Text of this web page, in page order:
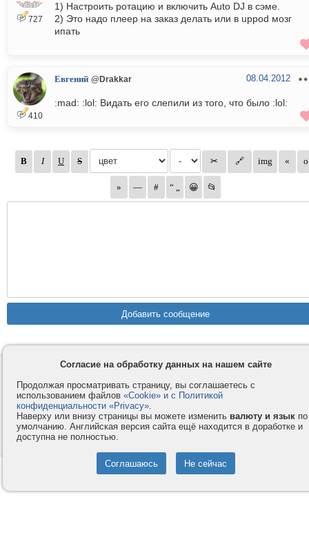
727
1) Настроить ротацию и включить Auto DJ в сэме.
2) Это надо плеер на заказ делать или в uppod мозг
ипать
410
Евгений @Drakkar 08.04.2012
:mad: :lol: Видать его слепили из того, что было :lol:
Компания
Правила и условия
Услуги
Как оплатить
Форумы
© 2008-2026VMESTE.EU
Согласие на обработку данных на нашем сайте
Продолжая просматривать страницу, вы соглашаетесь с
использованием файлов «Cookie» и с Политикой
конфиденциальности «Privacy».
Наверху или внизу страницы вы можете изменить валюту и язык по
умолчанию. Английская версия сайта ещё находится в доработке и
доступна не полностью.